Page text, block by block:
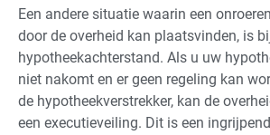
Een andere situatie waarin een
door de overheid kan plaatsvinden, is
hypotheekachterstand. Als u uw
niet nakomt en er geen regeling kan
de hypotheekverstrekker, kan de
een executieveiling. Dit is een